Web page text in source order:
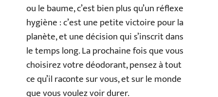
ou le baume, c’est bien plus qu’un réflexe
hygiène : c’est une petite victoire pour la
planète, et une décision qui s’inscrit dans
le temps long. La prochaine fois que vous
choisirez votre déodorant, pensez à tout
ce qu’il raconte sur vous, et sur le monde
que vous voulez voir durer.